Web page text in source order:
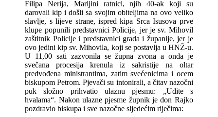
Filipa Nerija, Marijini ratnici, njih 40-ak koji su
darovali kip i došli sa svojim obiteljima na ovo veliko
slavlje, s lijeve strane, ispred kipa Srca Isusova prve
klupe popunili predstavnici Policije, jer je sv. Mihovil
zaštitnik Policije i predstavnici grada i županije, jer je
ovo jedini kip sv. Mihovila, koji se postavlja u HNŽ-u.
U 11,00 sati zazvonila se župna zvona a onda je
svečana procesija krenula iz sakristije na oltar
predvođena ministrantima, zatim svećenicima i ocem
biskupom Petrom. Pjevači su intonirali, a čitav nazočni
puk složno prihvatio ulaznu pjesmu: „Uđite s
hvalama“. Nakon ulazne pjesme župnik je don Rajko
pozdravio biskupa i sve nazočne sljedećim riječima: